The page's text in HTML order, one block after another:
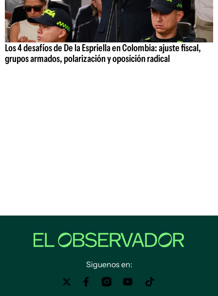
Los 4 desafíos de De la Espriella en Colombia: ajuste fiscal,
grupos armados, polarización y oposición radical
Siguenos en: